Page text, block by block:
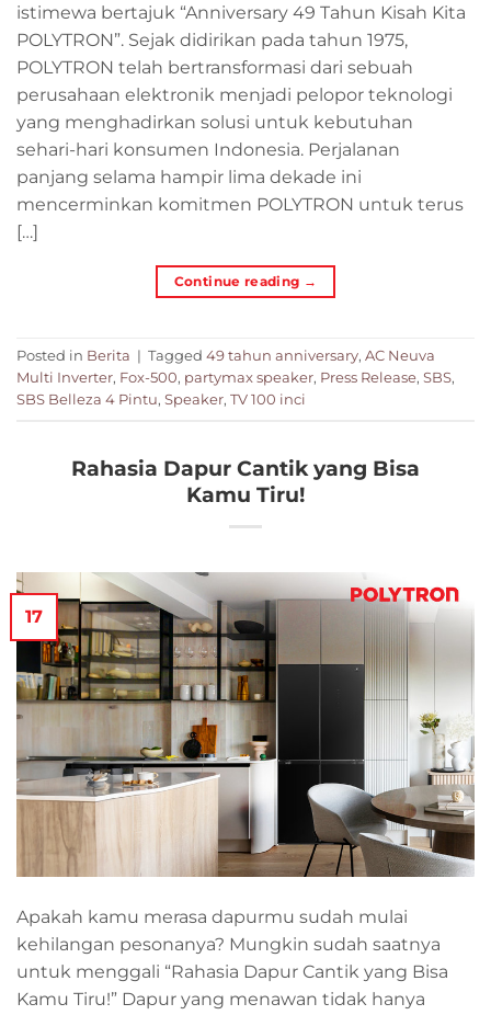
istimewa bertajuk “Anniversary 49 Tahun Kisah Kita
POLYTRON”. Sejak didirikan pada tahun 1975,
POLYTRON telah bertransformasi dari sebuah
perusahaan elektronik menjadi pelopor teknologi
yang menghadirkan solusi untuk kebutuhan
sehari-hari konsumen Indonesia. Perjalanan
panjang selama hampir lima dekade ini
mencerminkan komitmen POLYTRON untuk terus
[…]
Continue reading →
Posted in Berita | Tagged 49 tahun anniversary, AC Neuva
Multi Inverter, Fox-500, partymax speaker, Press Release, SBS,
SBS Belleza 4 Pintu, Speaker, TV 100 inci
Rahasia Dapur Cantik yang Bisa
Kamu Tiru!
17
Apakah kamu merasa dapurmu sudah mulai
kehilangan pesonanya? Mungkin sudah saatnya
untuk menggali “Rahasia Dapur Cantik yang Bisa
Kamu Tiru!” Dapur yang menawan tidak hanya